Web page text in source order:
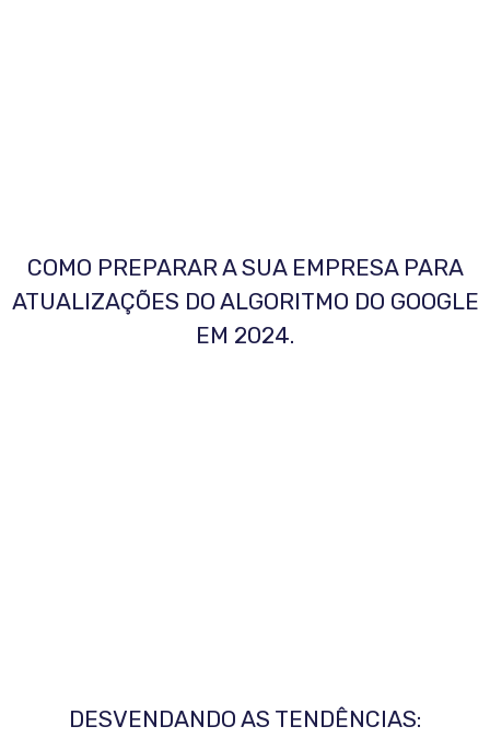
COMO PREPARAR A SUA EMPRESA PARA
ATUALIZAÇÕES DO ALGORITMO DO GOOGLE
EM 2024.
DESVENDANDO AS TENDÊNCIAS: